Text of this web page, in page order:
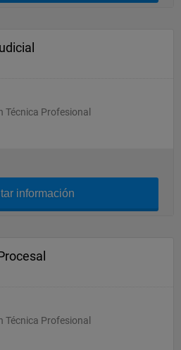
Técnica Profesional
información
Técnica Profesional